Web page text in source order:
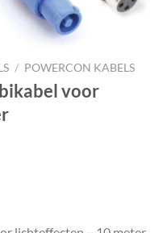
/ POWERCON KABELS
voor